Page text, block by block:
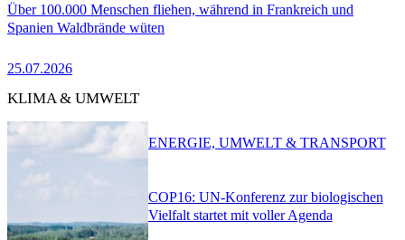
Über 100.000 Menschen fliehen, während in Frankreich und
Spanien Waldbrände wüten
25.07.2026
KLIMA & UMWELT
COP16: UN-Konferenz zur biologischen
Vielfalt startet mit voller Agenda
ENERGIE, UMWELT & TRANSPORT